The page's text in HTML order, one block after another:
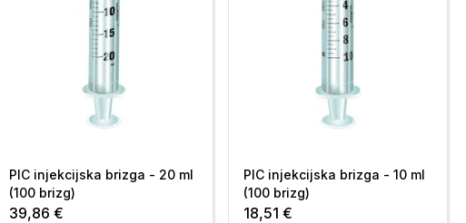
PIC injekcijska brizga - 20 ml
(100 brizg)
39,86 €
PIC injekcijska brizga - 10 ml
(100 brizg)
18,51 €